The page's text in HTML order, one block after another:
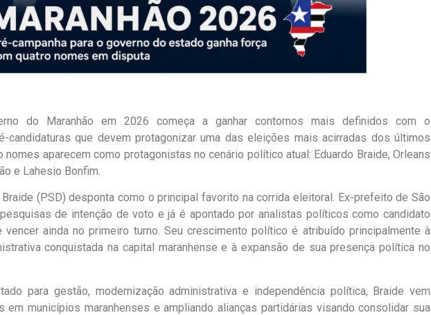
do Maranhão em 2026 começa a ganhar contornos mais definidos com o
candidaturas que devem protagonizar uma das eleições mais acirradas dos últimos
nomes aparecem como protagonistas no cenário político atual: Eduardo Braide, Orleans
e Lahesio Bonfim.
Braide (PSD) desponta como o principal favorito na corrida eleitoral. Ex-prefeito de São
de intenção de voto e já é apontado por analistas políticos como candidato
ainda no primeiro turno. Seu crescimento político é atribuído principalmente à
conquistada na capital maranhense e à expansão de sua presença política no
para gestão, modernização administrativa e independência política, Braide vem
em municípios maranhenses e ampliando alianças partidárias visando consolidar sua